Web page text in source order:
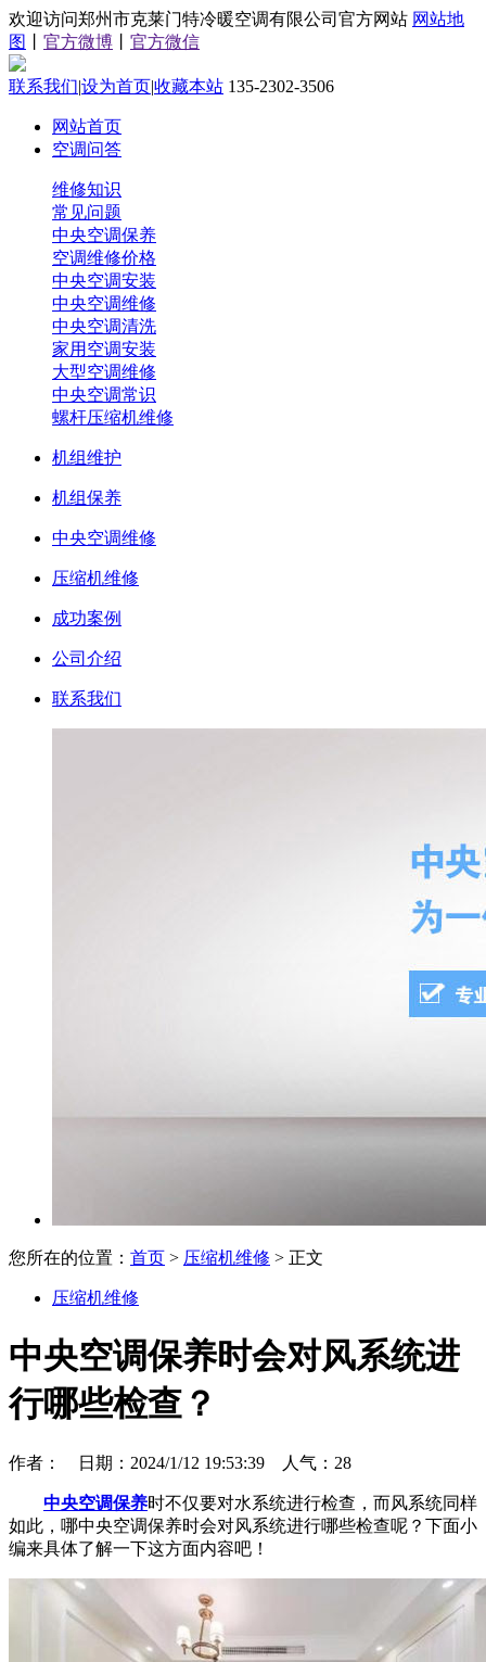
欢迎访问郑州市克莱门特冷暖空调有限公司官方网站 网站地
图
官方微博 官方微信
联系我们|设为首页|收藏本站 135-2302-3506
网站首页
空调问答
维修知识
常见问题
中央空调保养
空调维修价格
中央空调安装
中央空调维修
中央空调清洗
家用空调安装
大型空调维修
中央空调常识
螺杆压缩机维修
机组维护
机组保养
中央空调维修
压缩机维修
成功案例
公司介绍
联系我们
您所在的位置： 首页 > 压缩机维修 > 正文
压缩机维修
中央空调保养时会对风系统进
行哪些检查？
作者： 日期：2024/1/12 19:53:39 人气： 28
中央空调保养时不仅要对水系统进行检查，而风系统同样
如此，哪中央空调保养时会对风系统进行哪些检查呢？下面小
编来具体了解一下这方面内容吧！